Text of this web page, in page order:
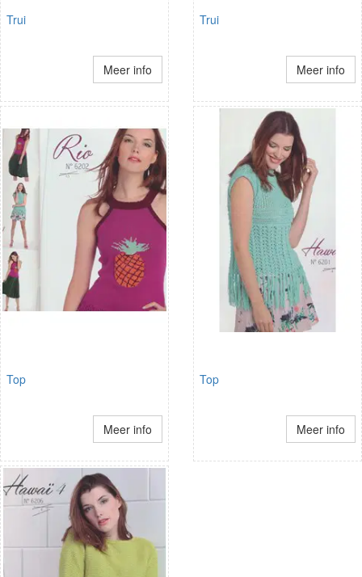
Trui
Meer info
Trui
Meer info
Top
Meer info
Top
Meer info